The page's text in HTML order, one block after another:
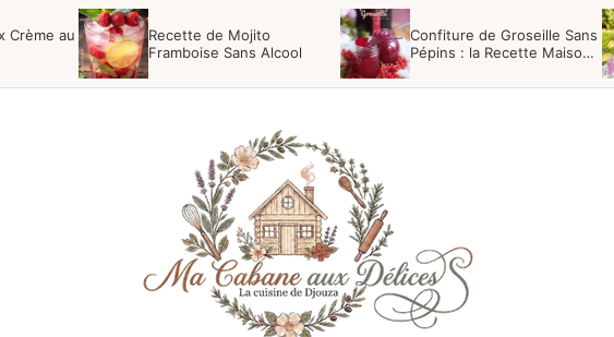
Crème au
Recette de Mojito
Framboise Sans Alcool
Confiture de Groseille Sans
Pépins : la Recette Maison